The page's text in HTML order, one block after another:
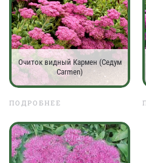
Очиток видный Кармен (Седум
Carmen)
ПОДРОБНЕЕ